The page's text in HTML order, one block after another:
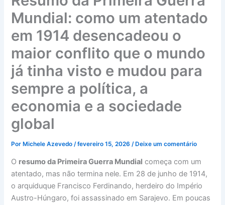
Mundial: como um atentado
em 1914 desencadeou o
maior conflito que o mundo
já tinha visto e mudou para
sempre a política, a
economia e a sociedade
global
PorMichele Azevedo /fevereiro 15, 2026 /Deixe um comentário
O resumo da Primeira Guerra Mundial começa com um
atentado, mas não termina nele. Em 28 de junho de 1914,
o arquiduque Francisco Ferdinando, herdeiro do Império
Austro-Húngaro, foi assassinado em Sarajevo. Em poucas